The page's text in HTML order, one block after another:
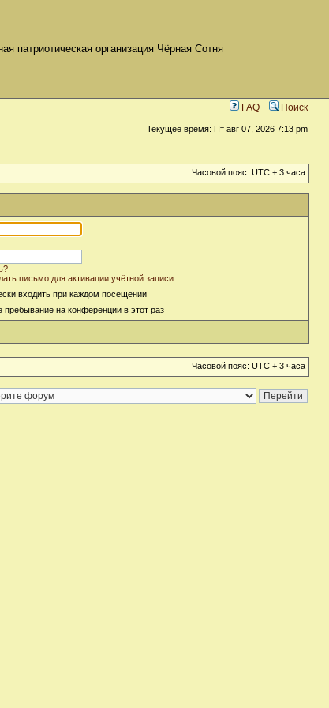
патриотическая организация Чёрная Сотня
FAQ Поиск
Текущее время: Пт авг 07, 2026 7:13 pm
Часовой пояс: UTC + 3 часа
письмо для активации учётной записи
входить при каждом посещении
пребывание на конференции в этот раз
Часовой пояс: UTC + 3 часа